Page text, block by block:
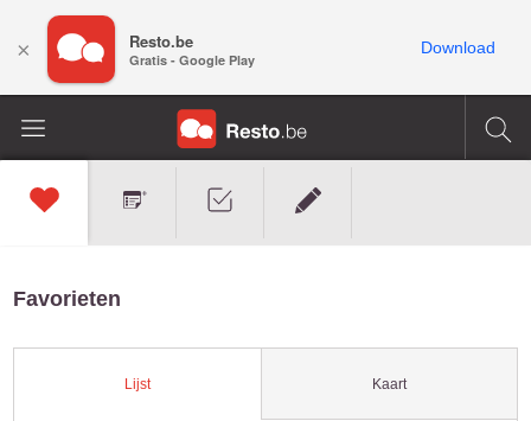
Favorieten
Lijst Kaart
× Resto.be
Gratis - Google Play
Download